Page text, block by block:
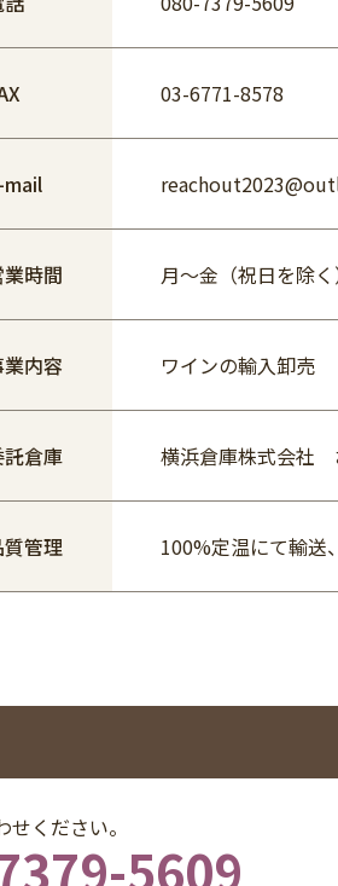
03-6771-8578
業時間 月～金（祝日を除
内容 ワインの輸入卸売
倉庫 横浜倉庫株式会社
質管理 100%定温にて輸送
ください。
5609